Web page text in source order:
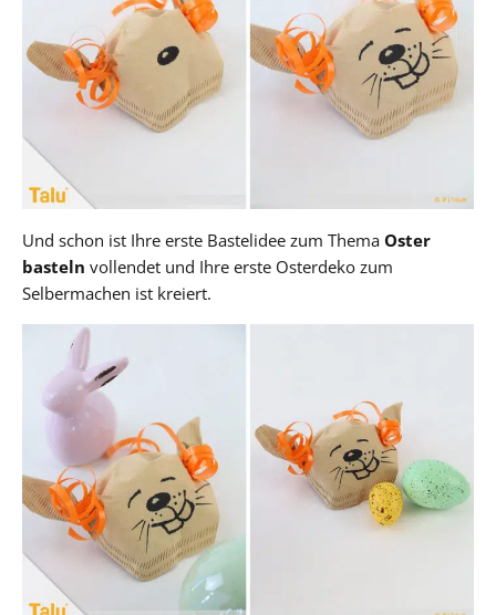
Und schon ist Ihre erste Bastelidee zum Thema Oster
basteln vollendet und Ihre erste Osterdeko zum
Selbermachen ist kreiert.